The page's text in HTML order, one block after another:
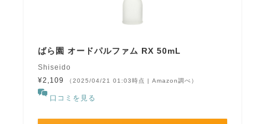
ばら園 オードパルファム RX 50mL
Shiseido
¥2,109
（2025/04/21 01:03時点 | Amazon調べ）
口コミを見る